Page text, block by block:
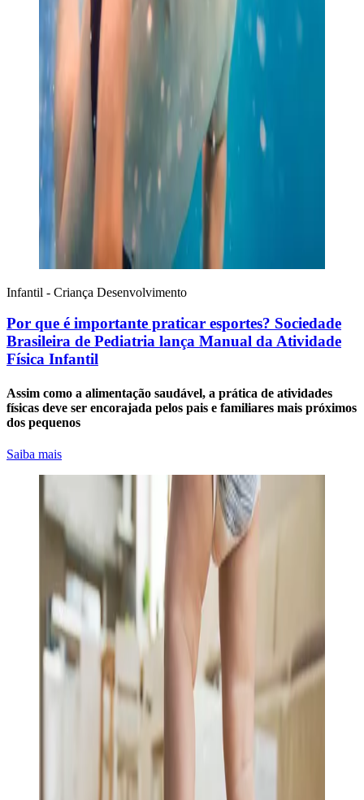
Infantil - Criança Desenvolvimento
Por que é importante praticar esportes? Sociedade
Brasileira de Pediatria lança Manual da Atividade
Física Infantil
Assim como a alimentação saudável, a prática de atividades
físicas deve ser encorajada pelos pais e familiares mais próximos
dos pequenos
Saiba mais